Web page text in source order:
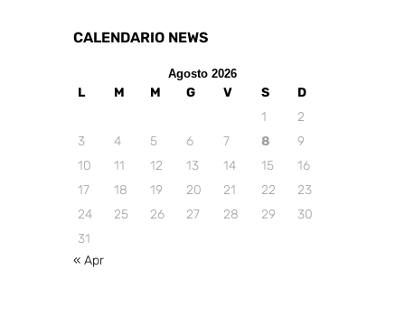
CALENDARIO NEWS
Agosto 2026
L M M G V S
D
1
2
3
4 5 6 7 8
9
10
11 12 13 14 15
16
17
18 19 20 21 22
23
24
25 26 27 28 29
30
31
« Apr